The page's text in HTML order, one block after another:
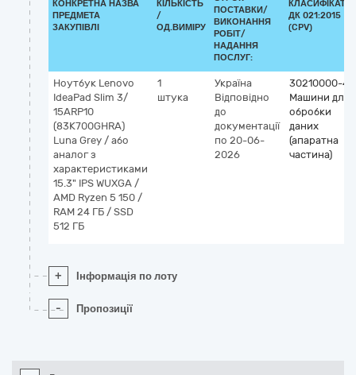
КОНКРЕТНА НАЗВА
ПРЕДМЕТА
ЗАКУПІВЛІ
КІЛЬКІСТЬ
/
ОД.ВИМІРУ
ПОСТАВКИ/
ВИКОНАННЯ
РОБІТ/
НАДАННЯ
ПОСЛУГ:
ДК 021:2015
(CPV)
Ноутбук Lenovo
IdeaPad Slim 3/
15ARP10
(83K700GHRA)
Luna Grey / або
аналог з
характеристиками
15.3" IPS WUXGA /
AMD Ryzen 5 150 /
RAM 24 ГБ / SSD
512 ГБ
1
штука
Україна
Відповідно
до
документації
по 20-06-
2026
30210000-4
Машини для
обробки
даних
(апаратна
частина)
+ Інформація по лоту
- Пропозиції